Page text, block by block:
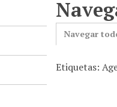
Navegar
Etiquetas: